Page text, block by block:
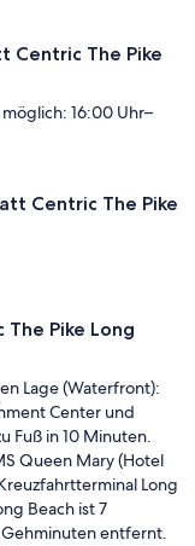
Centric The Pike
16:00 Uhr–
Centric The Pike
Pike Long
Lage (Waterfront):
Center und
Fuß in 10 Minuten.
Queen Mary (Hotel
Long
Beach ist 7
Gehminuten entfernt.